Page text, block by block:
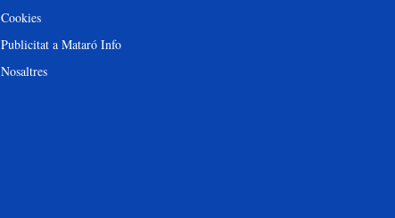
Cookies
Publicitat a Mataró Info
Nosaltres